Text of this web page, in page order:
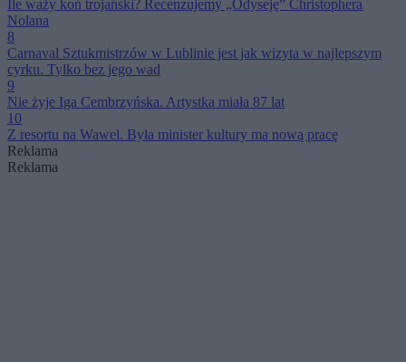
Ile waży koń trojański? Recenzujemy „Odyseję” Christophera
Nolana
8
Carnaval Sztukmistrzów w Lublinie jest jak wizyta w najlepszym
cyrku. Tylko bez jego wad
9
Nie żyje Iga Cembrzyńska. Artystka miała 87 lat
10
Z resortu na Wawel. Była minister kultury ma nową pracę
Reklama
Reklama